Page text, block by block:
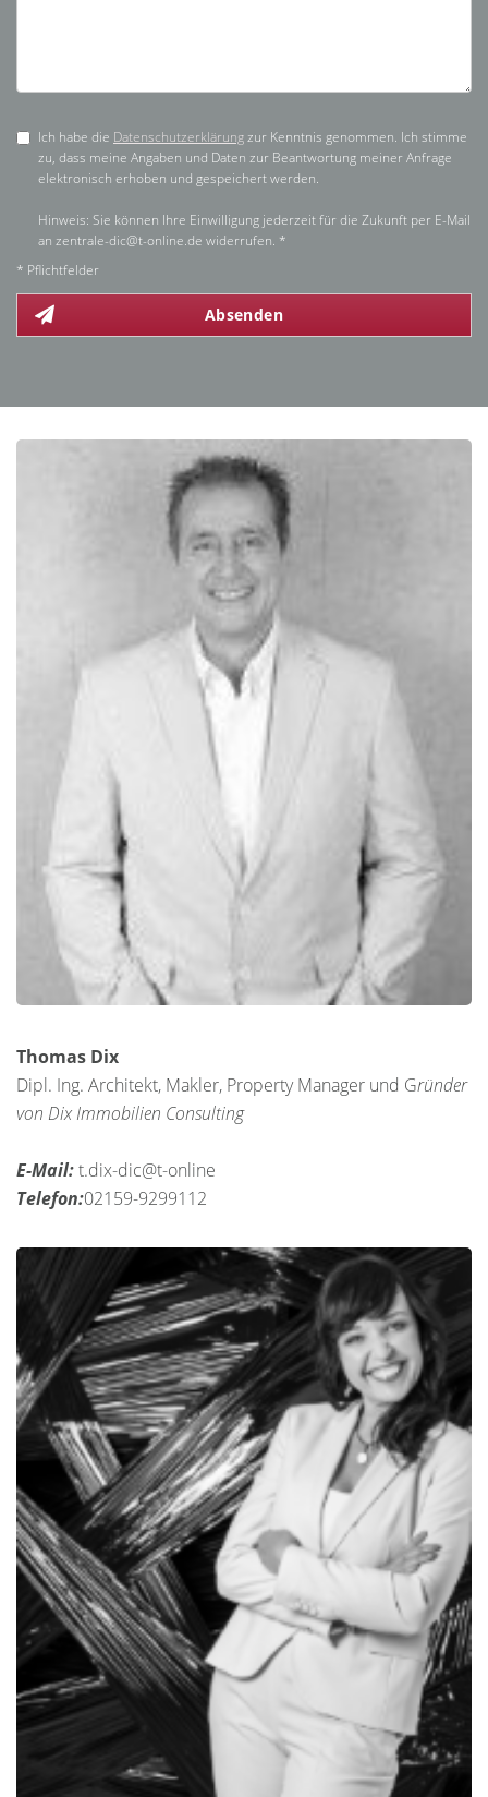
Ich habe die Datenschutzerklärungzur Kenntnis genommen. Ich stimme
zu, dass meine Angaben und Daten zur Beantwortung meiner Anfrage
elektronisch erhoben und gespeichert werden.
Hinweis: Sie können Ihre Einwilligung jederzeit für die Zukunft per E-Mail
an zentrale-dic@t-online.de widerrufen. *
* Pflichtfelder
Absenden
Thomas Dix
Dipl. Ing. Architekt, Makler, Property Manager und Gründer
von Dix Immobilien Consulting
E-Mail:t.dix-dic@t-online
Telefon:02159-9299112